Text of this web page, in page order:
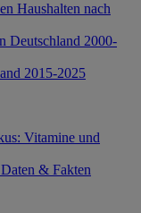
Haushalten nach
Deutschland 2000-
2015-2025
Vitamine und
& Fakten